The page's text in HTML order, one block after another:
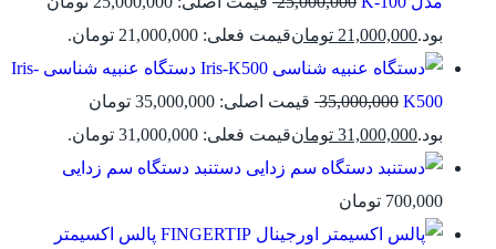
بود.21,000,000 تومانقیمت فعلی: 21,000,000 تومان.
دستگاه عنبیه شناسی Iris-
K500
35,000,000
قیمت اصلی: 35,000,000 تومان
بود.31,000,000 تومانقیمت فعلی: 31,000,000 تومان.
دستنبد دستگاه سم زدایی
700,000 تومان
پالس اکسیمتر